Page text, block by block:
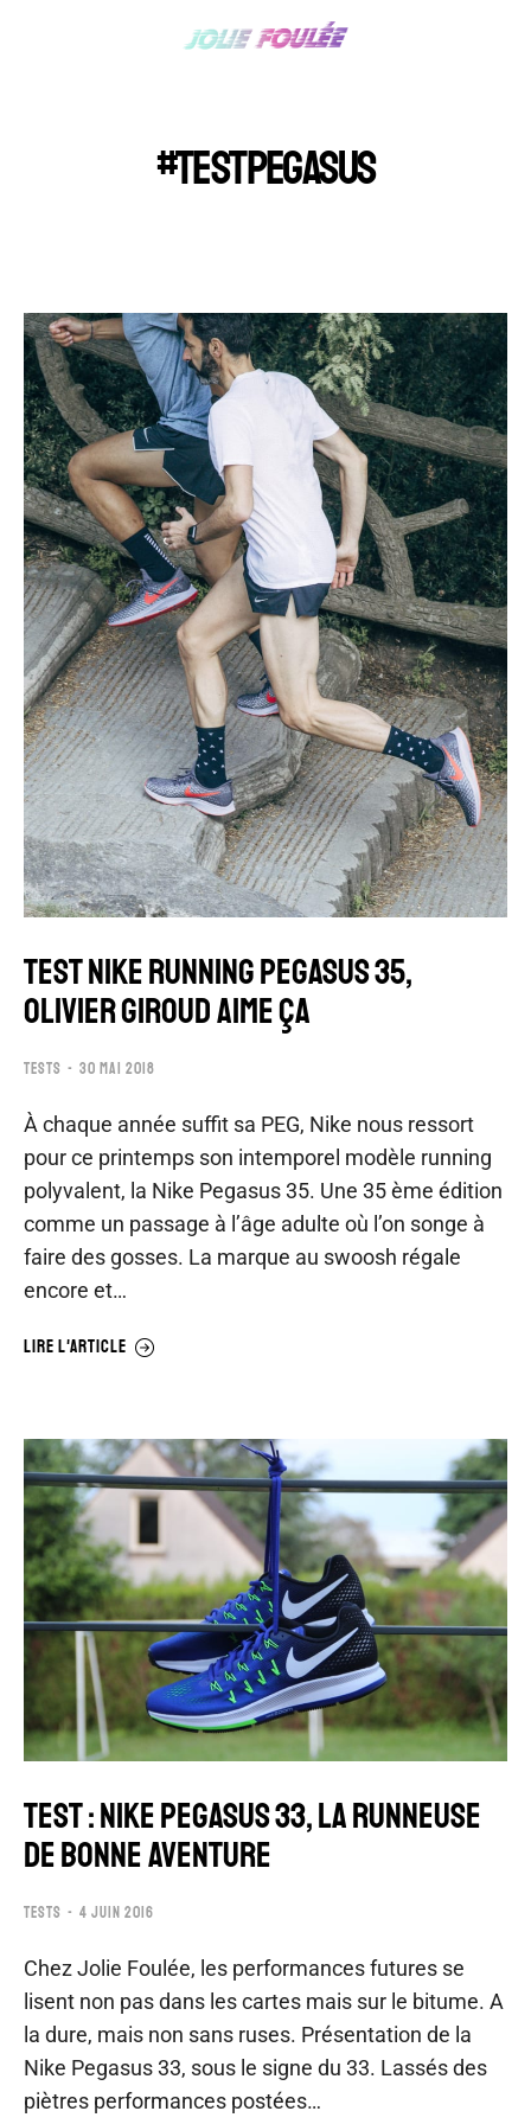
#TESTPEGASUS
TEST NIKE RUNNING PEGASUS 35,
OLIVIER GIROUD AIME ÇA
TESTS 30 MAI 2018
À chaque année suffit sa PEG, Nike nous ressort
pour ce printemps son intemporel modèle running
polyvalent, la Nike Pegasus 35. Une 35 ème édition
comme un passage à l’âge adulte où l’on songe à
faire des gosses. La marque au swoosh régale
encore et…
LIRE L'ARTICLE
TEST : NIKE PEGASUS 33, LA RUNNEUSE
DE BONNE AVENTURE
TESTS 4 JUIN 2016
Chez Jolie Foulée, les performances futures se
lisent non pas dans les cartes mais sur le bitume. A
la dure, mais non sans ruses. Présentation de la
Nike Pegasus 33, sous le signe du 33. Lassés des
piètres performances postées…